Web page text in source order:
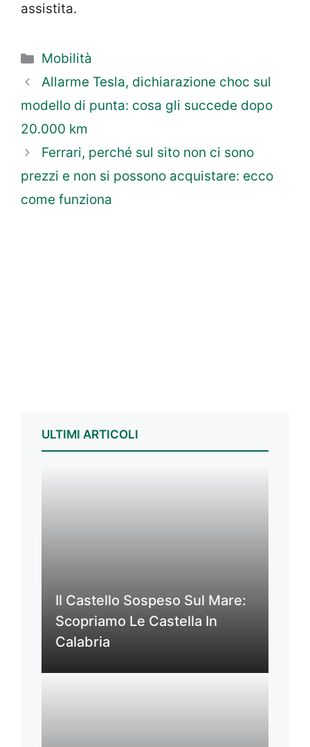
assistita.
Categorie
Mobilità
Allarme Tesla, dichiarazione choc sul
modello di punta: cosa gli succede dopo
20.000 km
Ferrari, perché sul sito non ci sono
prezzi e non si possono acquistare: ecco
come funziona
ULTIMI ARTICOLI
Il Castello Sospeso Sul Mare:
Scopriamo Le Castella In
Calabria